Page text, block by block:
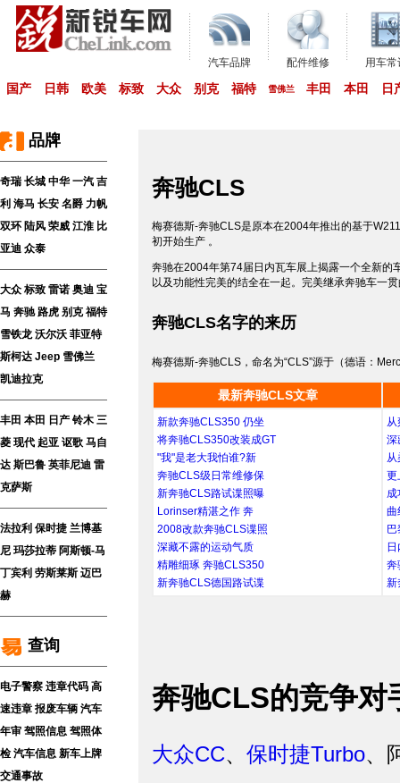
汽车品牌 配件维修 用车常
国产 日韩 欧美 标致 大众 别克 福特 雪佛兰 丰田 本田 日
品牌
奇瑞 长城 中华 一汽 吉
利 海马 长安 名爵 力帆
双环 陆风 荣威 江淮 比
亚迪 众泰
大众 标致 雷诺 奥迪 宝
马 奔驰 路虎 别克 福特
雪铁龙 沃尔沃 菲亚特
斯柯达 Jeep 雪佛兰
凯迪拉克
丰田 本田 日产 铃木 三
菱 现代 起亚 讴歌 马自
达 斯巴鲁 英菲尼迪 雷
克萨斯
法拉利 保时捷 兰博基
尼 玛莎拉蒂 阿斯顿-马
丁宾利 劳斯莱斯 迈巴
赫
查询
电子警察 违章代码 高
速违章 报废车辆 汽车
年审 驾照信息 驾照体
检 汽车信息 新车上牌
交通事故
奔驰CLS
梅赛德斯-奔驰CLS是原本在2004年推出的基于
初开始生产 。
奔驰在2004年第74届日内瓦车展上揭露一个全新的
以及功能性完美的结全在一起。完美继承奔驰车一
奔驰CLS名字的来历
梅赛德斯-奔驰CLS，命名为“CLS”源于（德语：
最新奔驰CLS文章
新款奔驰CLS350 仍坐
将奔驰CLS350改装成GT
"我"是老大我怕谁?新
奔驰CLS级日常维修保
新奔驰CLS路试谍照曝
Lorinser精湛之作 奔
2008改款奔驰CLS谍照
深藏不露的运动气质
精雕细琢 奔驰CLS350
新奔驰CLS德国路试谍
从
深
从
更
成
曲
奔
新
奔驰CLS的竞争对
大众CC、 保时捷Turbo、